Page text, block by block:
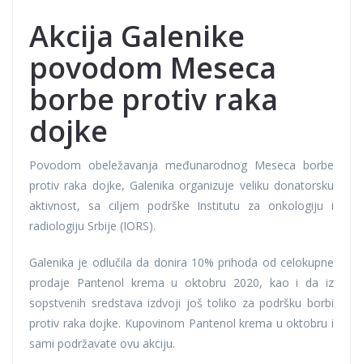
Akcija Galenike
povodom Meseca
borbe protiv raka
dojke
Povodom obeležavanja međunarodnog Meseca borbe
protiv raka dojke, Galenika organizuje veliku donatorsku
aktivnost, sa ciljem podrške Institutu za onkologiju i
radiologiju Srbije (IORS).
Galenika je odlučila da donira 10% prihoda od celokupne
prodaje Pantenol krema u oktobru 2020, kao i da iz
sopstvenih sredstava izdvoji još toliko za podršku borbi
protiv raka dojke. Kupovinom Pantenol krema u oktobru i
sami podržavate ovu akciju.